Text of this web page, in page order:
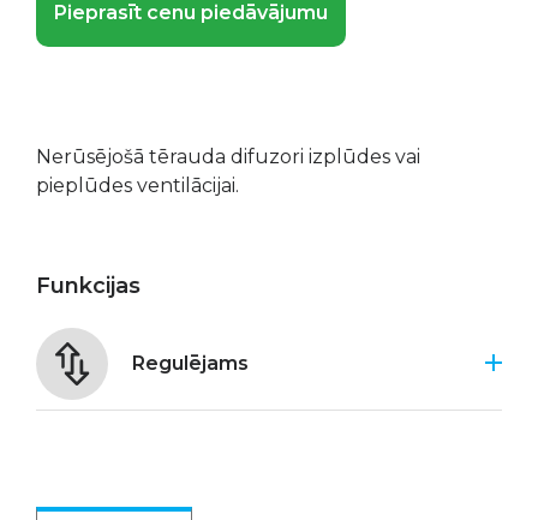
Pieprasīt cenu piedāvājumu
Nerūsējošā tērauda difuzori izplūdes vai
pieplūdes ventilācijai.
Funkcijas
Regulējams